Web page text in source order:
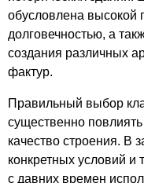
обусловлена высокой
долговечностью, а
создания различных
фактур.
Правильный выбор
существенно
качество строения. В
конкретных условий и
с давних времен